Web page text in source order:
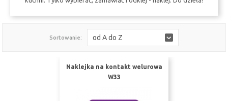
Sortowanie: od A do Z
Naklejka na kontakt welurowa
W33